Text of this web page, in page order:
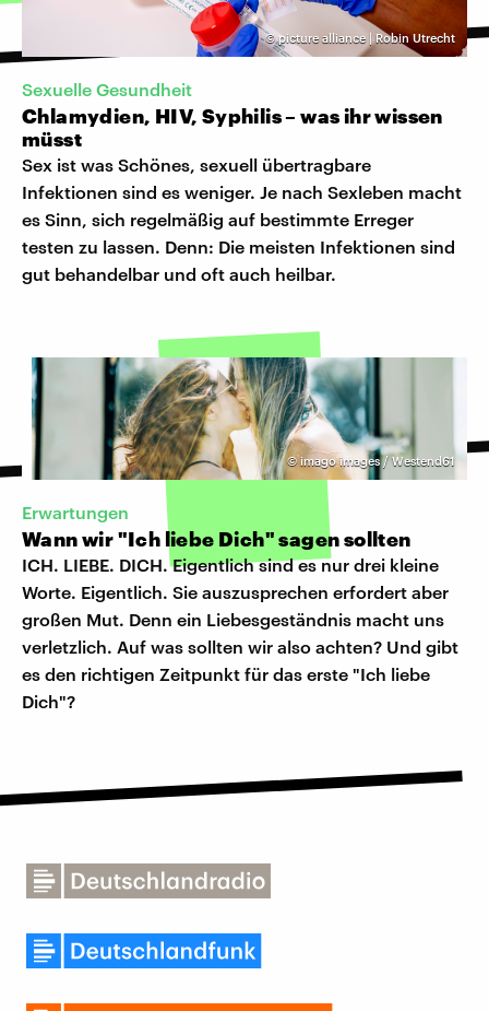
©picture alliance | Robin Utrecht
Sexuelle Gesundheit
Chlamydien, HIV, Syphilis – was ihr wissen
müsst
Sex ist was Schönes, sexuell übertragbare
Infektionen sind es weniger. Je nach Sexleben macht
es Sinn, sich regelmäßig auf bestimmte Erreger
testen zu lassen. Denn: Die meisten Infektionen sind
gut behandelbar und oft auch heilbar.
©imago images / Westend61
Erwartungen
Wann wir "Ich liebe Dich" sagen sollten
ICH. LIEBE. DICH. Eigentlich sind es nur drei kleine
Worte. Eigentlich. Sie auszusprechen erfordert aber
großen Mut. Denn ein Liebesgeständnis macht uns
verletzlich. Auf was sollten wir also achten? Und gibt
es den richtigen Zeitpunkt für das erste "Ich liebe
Dich"?